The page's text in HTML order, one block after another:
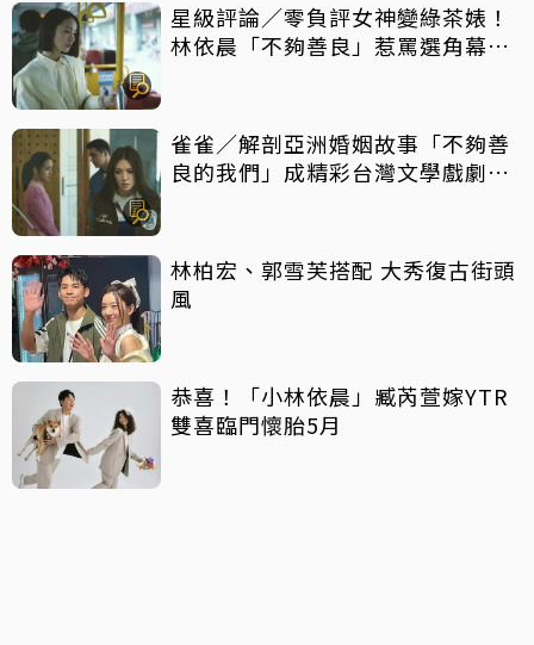
星級評論／零負評女神變綠茶婊！
林依晨「不夠善良」惹罵選角幕後
雀雀／解剖亞洲婚姻故事「不夠善
良的我們」成精彩台灣文學戲劇作
林柏宏、郭雪芙搭配 大秀復古街頭
風
恭喜！「小林依晨」臧芮萱嫁YTR
雙喜臨門懷胎5月